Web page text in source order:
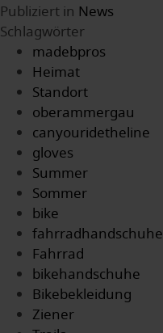
Publiziert in News
Schlagwörter
madebpros
Heimat
Standort
oberammergau
canyouridetheline
gloves
Summer
Sommer
bike
fahrradhandschuhe
Fahrrad
bikehandschuhe
Bikebekleidung
Ziener